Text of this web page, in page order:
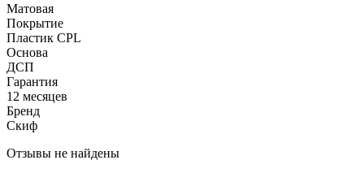
Матовая
Покрытие
Пластик CPL
Основа
ДСП
Гарантия
12 месяцев
Бренд
Скиф
Отзывы не найдены